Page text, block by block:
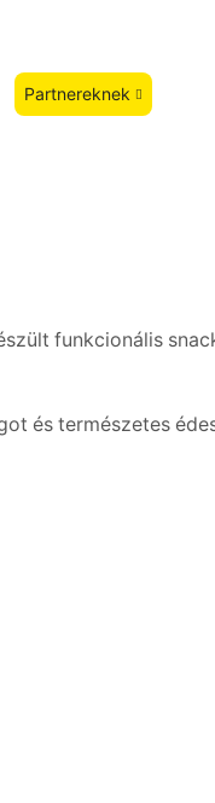
Partnereknek
funkcionális
és természetes